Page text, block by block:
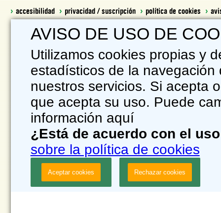
AVISO DE USO DE
Utilizamos cookies propias y
estadísticos de la
nuestros servicios. Si acepta
que acepta su uso. Puede
información aquí
¿Está de acuerdo con el
sobre la política de cookies
accesibilidad privacidad / suscripción política de cookies